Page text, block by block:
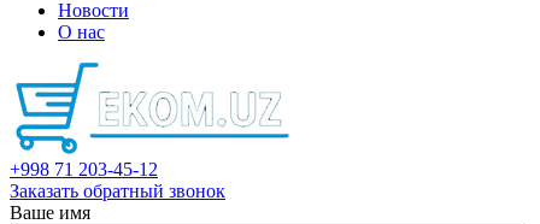
Новости
О нас
+998 71 203-45-12
Заказать обратный звонок
Ваше имя